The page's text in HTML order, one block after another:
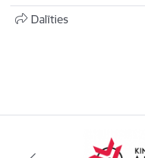
Dalīties